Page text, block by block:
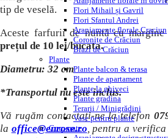
Flori Mihail și Gavril
Flori Sfantul Andrei
Aranjamente florale Craciun
Coronițe de Crăciun
Brazi de Crăciun
Plante
Plante balcon & terasa
Plante de apartament
Plante la ghiveci
Plante gradina
Terarii / Minigrădini
Vase pentru plante
Corporate
tip de veselă.
Aceste farfurii de nuntă cu
prețul de 10 lei/bucata.
Diametru: 32 cm
*Transportul nu este inclus.
Vă rugăm contactați-ne la telefon
la office@enrose.ro, pentru a